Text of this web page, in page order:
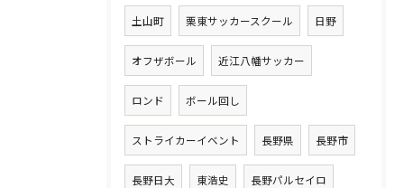
土山町 栗東サッカースクール 日野
オフザボール 近江八幡サッカー
ロンド ボール回し
ストライカーイベント 長野県 長野市
長野日大 東浩史 長野パルセイロ